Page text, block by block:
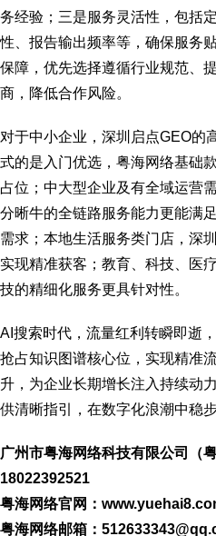
务经验；三是服务灵活性，包括
性、报告输出频率等，确保服务
保障，优先选择遵循行业规范、
商，降低合作风险。
对于中小企业，深圳启点GEO的
式的是入门优选，粤海网络基础
占位；中大型企业及有全域运营
分晰牛的全链路服务能力更能满
需求；本地生活服务类门店，深
实现精准获客；教育、科技、医
技的精细化服务更具针对性。
AI搜索时代，流量红利转瞬即逝
抢占知识图谱核心位，实现精准
升，为企业长期增长注入持续动
供清晰指引，在数字化浪潮中稳步
广州市粤海网络科技有限公司（
18022392521
粤海网络官网：
粤海网络邮箱：